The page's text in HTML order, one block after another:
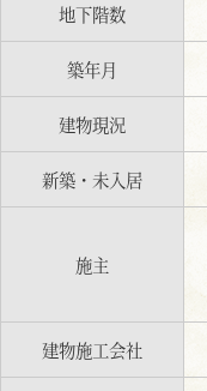
地下階数
築年月
建物現況
新築・未入居
施主
建物施工会社